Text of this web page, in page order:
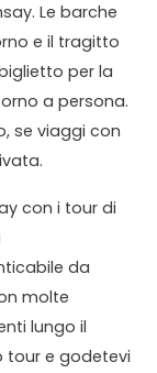
Le barche
e il tragitto
per la
a persona.
se viaggi con
con i tour di
da
molte
lungo il
tour e godetevi